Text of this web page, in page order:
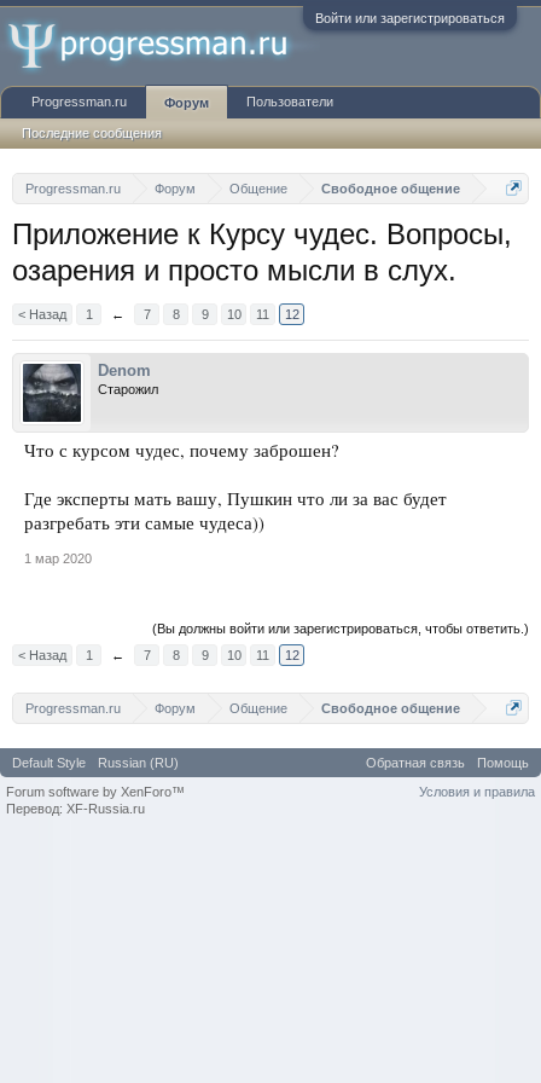
Войти или зарегистрироваться
Progressman.ru Форум Общение Свободное общение
Приложение к Курсу чудес. Вопросы,
озарения и просто мысли в слух.
< Назад 1 ← 7 8 9 10 11 12
Denom
Старожил
Что с курсом чудес, почему заброшен?
Где эксперты мать вашу, Пушкин что ли за вас будет
разгребать эти самые чудеса))
1 мар 2020
(Вы должны войти или зарегистрироваться, чтобы ответить.)
< Назад
1 ← 7 8 9 10 11 12
Progressman.ru Форум Общение Свободное общение
Progressman.ru Форум
Последние сообщения
Пользователи
Default Style Russian (RU) Обратная связь
Помощь
Условия и правила
Forum software by XenForo™
Перевод: XF-Russia.ru